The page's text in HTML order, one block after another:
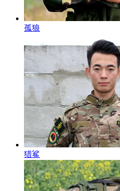
孤狼
猎鲨